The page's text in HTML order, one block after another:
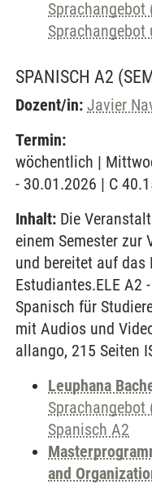
Sprachangebot
Sprachangebot
SPANISCH A2
Dozent/in: Javier
Termin:
wöchentlich |
- 30.01.2026 | C
Inhalt: Die
einem Semester zur
und bereitet auf das
Estudiantes.ELE A2
Spanisch für
mit Audios und
allango, 215 Seiten
Leuphana
Sprachangebot
Spanisch A2
and